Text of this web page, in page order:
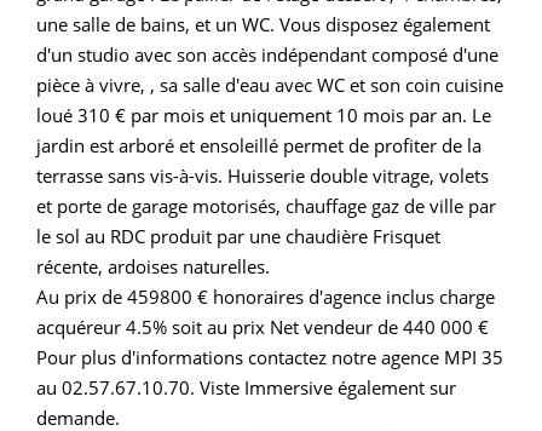
une salle de bains, et un WC. Vous disposez également
d'un studio avec son accès indépendant composé d'une
pièce à vivre, , sa salle d'eau avec WC et son coin cuisine
loué 310 € par mois et uniquement 10 mois par an. Le
jardin est arboré et ensoleillé permet de profiter de la
terrasse sans vis-à-vis. Huisserie double vitrage, volets
et porte de garage motorisés, chauffage gaz de ville par
le sol au RDC produit par une chaudière Frisquet
récente, ardoises naturelles.
Au prix de 459800 € honoraires d'agence inclus charge
acquéreur 4.5% soit au prix Net vendeur de 440 000 €
Pour plus d'informations contactez notre agence MPI 35
au 02.57.67.10.70. Viste Immersive également sur
demande.